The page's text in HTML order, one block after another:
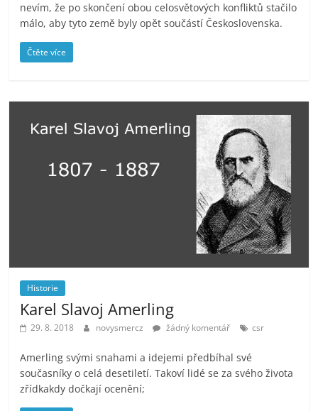
nevím, že po skončení obou celosvětových konfliktů stačilo
málo, aby tyto země byly opět součástí Československa.
Čtěte více
Historie
Karel Slavoj Amerling
29. 8. 2018 novysmercz žádný komentář csr
Amerling svými snahami a idejemi předbíhal své
současníky o celá desetiletí. Takoví lidé se za svého života
zřídkakdy dočkají ocenění;